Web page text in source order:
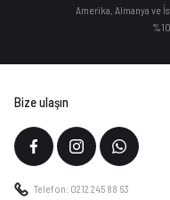
Amerika, Almanya ve
Bize ulaşın
Telefon: 0212 245 88 63